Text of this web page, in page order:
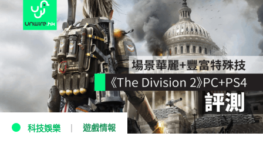
科技娛樂 遊戲情報